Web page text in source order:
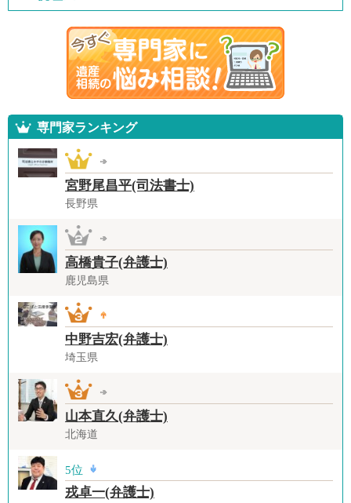
専門家ランキング
宮野尾昌平(司法書士)
長野県
高橋貴子(弁護士)
鹿児島県
中野吉宏(弁護士)
埼玉県
山本直久(弁護士)
北海道
5位
戎卓一(弁護士)